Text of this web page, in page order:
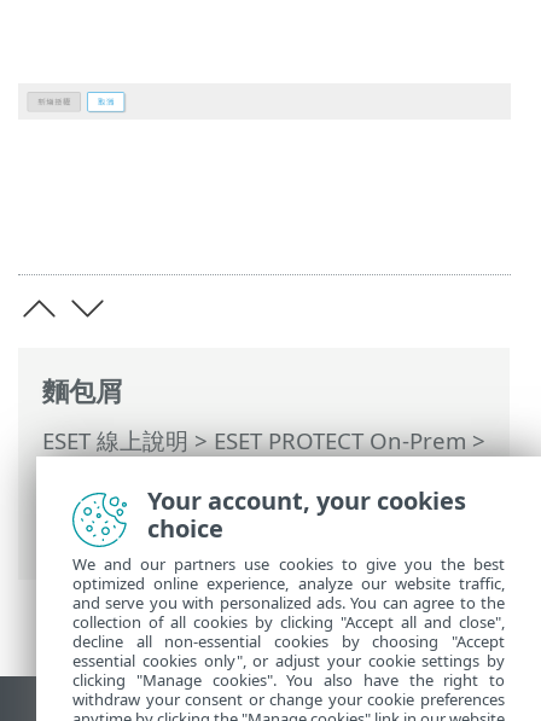
麵包屑
ESET 線上說明>ESET PROTECT On-Prem>
PROTECT On-Prem 主功能表>其他>授權
管理> 離線啟動
Your account, your cookies
choice
We and our partners use cookies to give you the best
optimized online experience, analyze our website traffic,
and serve you with personalized ads. You can agree to the
collection of all cookies by clicking "Accept all and close",
decline all non-essential cookies by choosing "Accept
essential cookies only", or adjust your cookie settings by
clicking "Manage cookies". You also have the right to
withdraw your consent or change your cookie preferences